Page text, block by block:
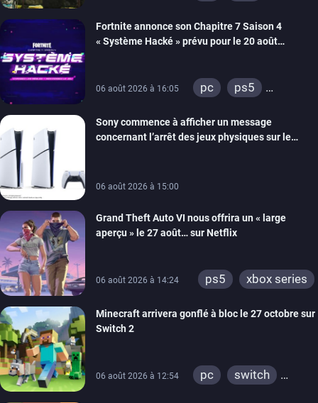
switch 2
Fortnite annonce son Chapitre 7 Saison 4
« Système Hacké » prévu pour le 20 août
06 août 2026 à 16:05 pc
ps5
switch
ios
android
ps4
Sony commence à afficher un message
concernant l’arrêt des jeux physiques sur le
06 août 2026 à 15:00
Grand Theft Auto VI nous offrira un « large
aperçu » le 27 août… sur Netflix
06 août 2026 à 14:24 ps5 xbox series
Minecraft arrivera gonflé à bloc le 27 octobre sur
Switch 2
06 août 2026 à 12:54 pc
switch